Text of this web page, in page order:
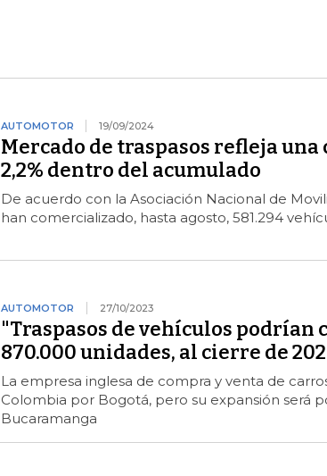
AUTOMOTOR 19/09/2024
Mercado de traspasos refleja una
2,2% dentro del acumulado
De acuerdo con la Asociación Nacional de
han comercializado, hasta agosto, 581.294
AUTOMOTOR 27/10/2023
"Traspasos de vehículos podrían
870.000 unidades, al cierre de
La empresa inglesa de compra y venta de
Colombia por Bogotá, pero su expansión será
Bucaramanga